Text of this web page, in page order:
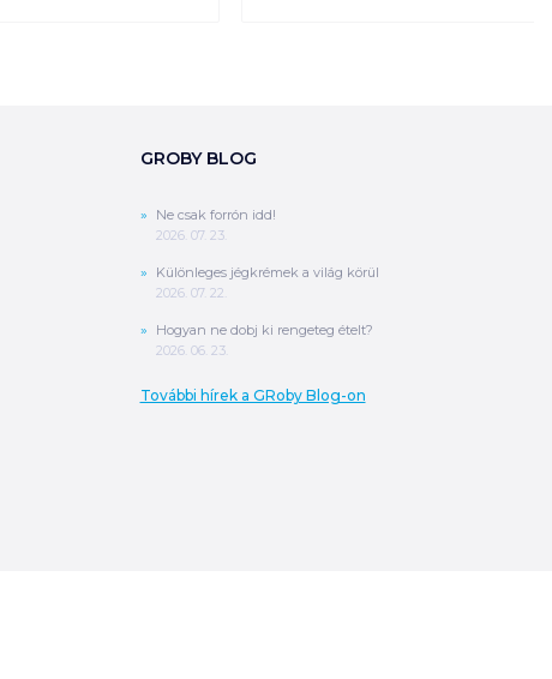
GROBY BLOG
Ne csak forrón idd!
2026. 07. 23.
Különleges jégkrémek a világ körül
2026. 07. 22.
Hogyan ne dobj ki rengeteg ételt?
2026. 06. 23.
További hírek a GRoby Blog-on